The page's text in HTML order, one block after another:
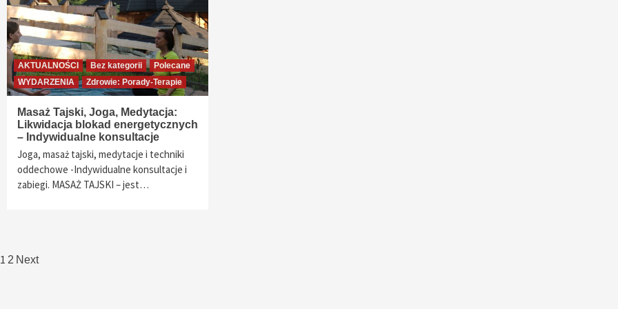
AKTUALNOŚCI Bez kategorii
Polecane
WYDARZENIA
Zdrowie: Porady-Terapie
Masaż Tajski, Joga, Medytacja:
Likwidacja blokad energetycznych
– Indywidualne konsultacje
Joga, masaż tajski, medytacje i techniki
oddechowe -Indywidualne konsultacje i
zabiegi. MASAŻ TAJSKI – jest…
Nawigacja
1 2 Next